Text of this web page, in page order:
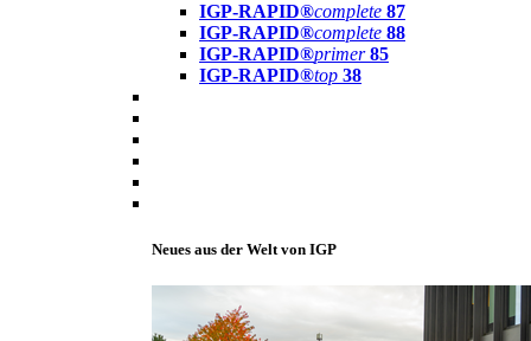
IGP-RAPID®complete 87
IGP-RAPID®complete 88
IGP-RAPID®primer 85
IGP-RAPID®top 38
Neues aus der Welt von IGP